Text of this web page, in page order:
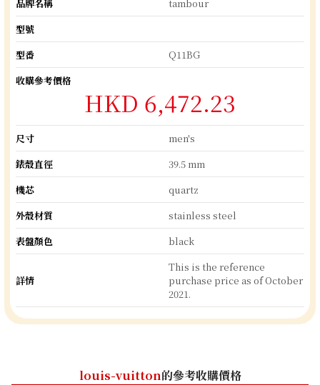
品牌名稱
tambour
型號
型番
Q11BG
收購參考價格
HKD 6,472.23
尺寸
men's
錶殼直徑
39.5 mm
機芯
quartz
外殼材質
stainless steel
表盤顏色
black
詳情
This is the reference
purchase price as of October
2021.
louis-vuitton的參考收購價格